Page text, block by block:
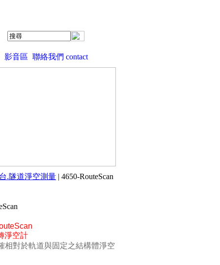
影音區 聯絡我們 contact
.隧道淨空測量 | 4650-RouteScan
淨空計
相對於軌道與固定之結構體淨空